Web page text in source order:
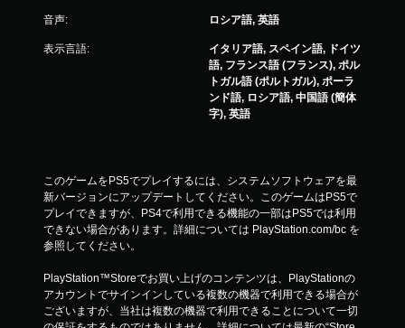
音声: ロシア語, 英語
表示言語:
イタリア語, スペイン語, ドイツ
語, フランス語 (フランス), ポル
トガル語 (ポルトガル), ポーラ
ンド語, ロシア語, 中国語 (簡体
字), 英語
このゲームをPS5でプレイするには、システムソフトウェアを最
新バージョンにアップデートしてください。このゲームはPS5で
プレイできますが、PS4で利用できる機能の一部はPS5では利用
できない場合があります。詳細については PlayStation.com/bc を
参照してください。
PlayStation™Storeでお買い上げのコンテンツは、PlayStationの
アカウントでサインインしている複数の機器で利用できる場合が
ございますが、当社は複数の機器で利用できることについて一切